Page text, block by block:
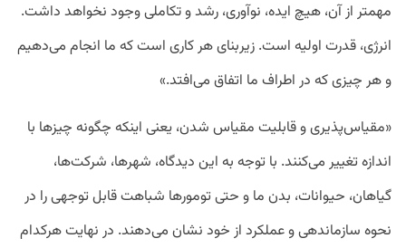
مهمتر از آن، هیچ ایده، نوآوری، رشد و تکاملی وجود نخواهد داشت.
انرژی، قدرت اولیه است. زیربنای هر کاری است که ما انجام می‌دهیم
و هر چیزی که در اطراف ما اتفاق می‌افتد.»
«مقیاس‌پذیری و قابلیت مقیاس‌ شدن، یعنی اینکه چگونه چیزها با
اندازه تغییر می‌کنند. با توجه به این دیدگاه، شهرها، شرکت‌ها،
گیاهان، حیوانات، بدن ما و حتی تومورها شباهت قابل توجهی را در
نحوه سازماندهی و عملکرد از خود نشان می‌دهند. در نهایت هرکدام